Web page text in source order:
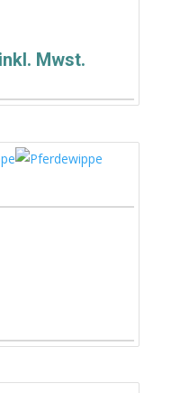
inkl. Mwst.